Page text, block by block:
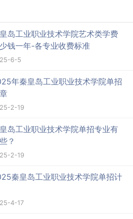
岛工业职业技术学院艺术类学费
钱一年-各专业收费标准
6-5
年秦皇岛工业职业技术学院单招
2-19
岛工业职业技术学院单招专业有
？
2-19
秦皇岛工业职业技术学院单招计
4-17